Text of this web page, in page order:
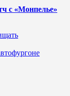
с «Монпелье»